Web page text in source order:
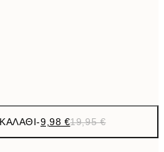
-9,98 €19,95 €